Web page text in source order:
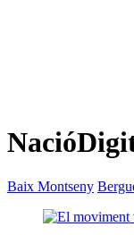
Baix Montseny